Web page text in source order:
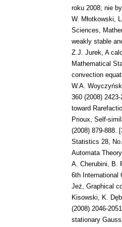
roku 2008; nie
W. Młotkowski,
Sciences,
weakly stable
Z.J. Jurek, A
Mathematical
convection
W.A.
360 (2008)
toward
Prioux, Self-
(2008) 879-888.
Statistics 28,
Automata
A. Cherubini, B.
6th International
Jeż, Graphical
Kisowski, K.
(2008) 2046-